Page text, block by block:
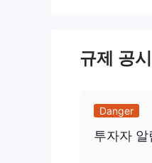
~하는 동안
채널을 통해 도
참고하는 것이
규제 공시
Danger
투자자 알